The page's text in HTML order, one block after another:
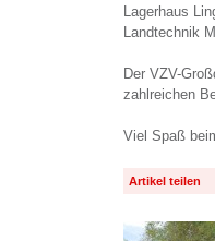
Lagerhaus
Landtechnik
Der VZV-
zahlreichen
Viel Spaß
Artikel teilen